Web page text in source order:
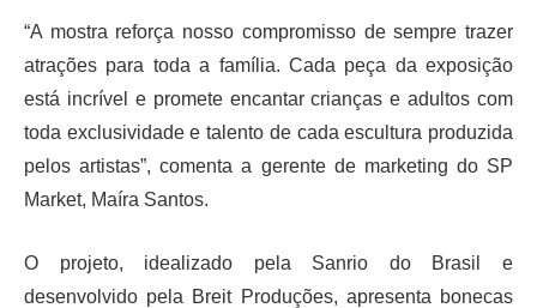
“A mostra reforça nosso compromisso de sempre trazer
atrações para toda a família. Cada peça da exposição
está incrível e promete encantar crianças e adultos com
toda exclusividade e talento de cada escultura produzida
pelos artistas”, comenta a gerente de marketing do SP
Market, Maíra Santos.
O projeto, idealizado pela Sanrio do Brasil e
desenvolvido pela Breit Produções, apresenta bonecas